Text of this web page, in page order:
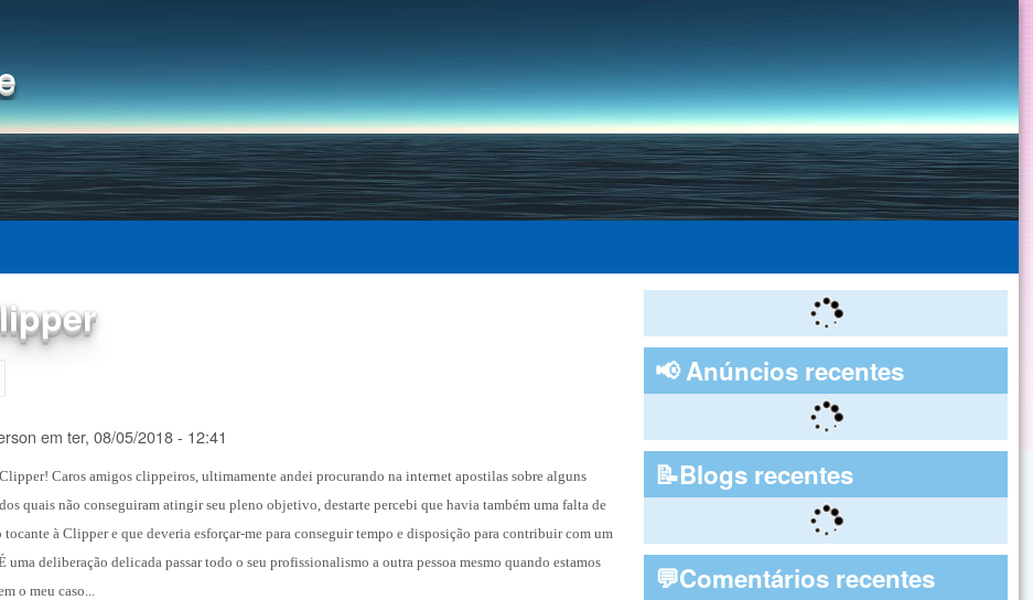
emter, 08/05/2018 - 12:41
Caros amigos clippeiros, ultimamente andei procurando na internet apostilas sobre alguns
quais não conseguiram atingir seu pleno objetivo, destarte percebi que havia também uma falta de
à Clipper e que deveria esforçar-me para conseguir tempo e disposição para contribuir com um
uma deliberação delicada passar todo o seu profissionalismo a outra pessoa mesmo quando estamos
o meu caso...
📢 Anúncios recentes
📝Blogs recentes
💬Comentários recentes